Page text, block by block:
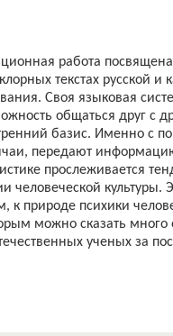
работа
текстах русской и
Своя языковая
общаться друг с
базис. Именно с
передают
прослеживается
человеческой культуры.
к природе психики
можно сказать
ученых за
тенденцию к